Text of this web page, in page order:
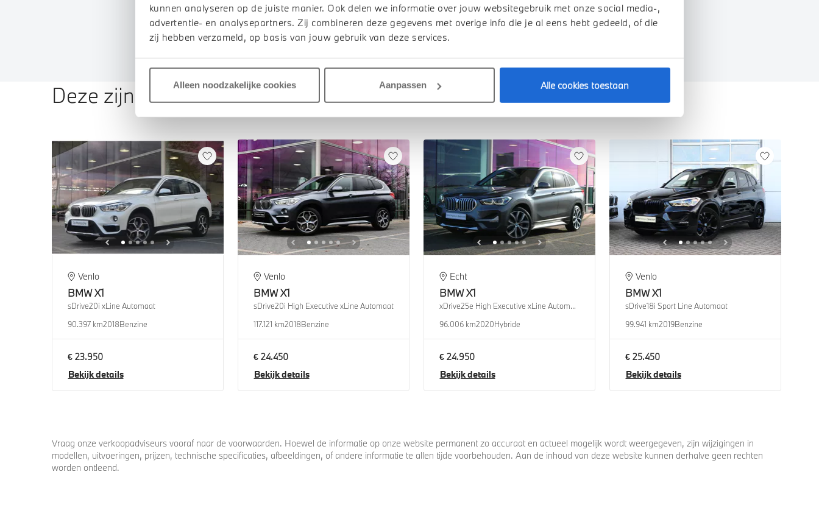
kunnen analyseren op de juiste manier. Ook delen we informatie over jouw websitegebruik met onze social media-,
advertentie- en analysepartners. Zij combineren deze gegevens met overige info die je al eens hebt gedeeld, of die
zij hebben verzameld, op basis van jouw gebruik van deze services.
Alleen noodzakelijke cookies Aanpassen Alle cookies toestaan
Deze zijn vergelijkbaar
Venlo
BMW X1
sDrive20i xLine Automaat
90.397 km2018Benzine
€ 23.950
Bekijk details
Venlo
BMW X1
sDrive20i High Executive xLine Automaat
117.121 km2018Benzine
€ 24.450
Bekijk details
Echt
BMW X1
xDrive25e High Executive xLine Automaat
96.006 km2020Hybride
€ 24.950
Bekijk details
Venlo
BMW X1
sDrive18i Sport Line Automaat
99.941 km2019Benzine
€ 25.450
Bekijk details
Vraag onze verkoopadviseurs vooraf naar de voorwaarden. Hoewel de informatie op onze website permanent zo accuraat en actueel mogelijk wordt weergegeven, zijn wijzigingen in
modellen, uitvoeringen, prijzen, technische specificaties, afbeeldingen, of andere informatie te allen tijde voorbehouden. Aan de inhoud van deze website kunnen derhalve geen rechten
worden ontleend.